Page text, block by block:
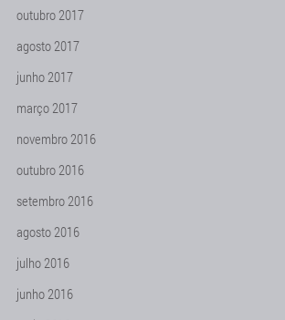
outubro 2017
agosto 2017
junho 2017
março 2017
novembro 2016
outubro 2016
setembro 2016
agosto 2016
julho 2016
junho 2016